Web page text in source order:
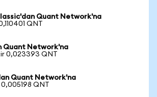
Quant Network'na
QNT
Quant Network'na
0,023393 QNT
Quant Network'na
QNT